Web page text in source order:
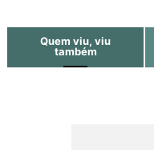
Quem viu, viu
também